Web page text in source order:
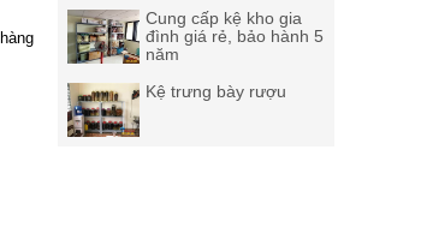
Cung cấp kệ kho gia
đình giá rẻ, bảo hành 5
năm
Kệ trưng bày rượu